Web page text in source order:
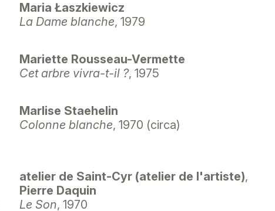
Maria Łaszkiewicz
La Dame blanche, 1979
Mariette Rousseau-Vermette
Cet arbre vivra-t-il ?, 1975
Marlise Staehelin
Colonne blanche, 1970 (circa)
atelier de Saint-Cyr (atelier de l'artiste),
Pierre Daquin
Le Son, 1970